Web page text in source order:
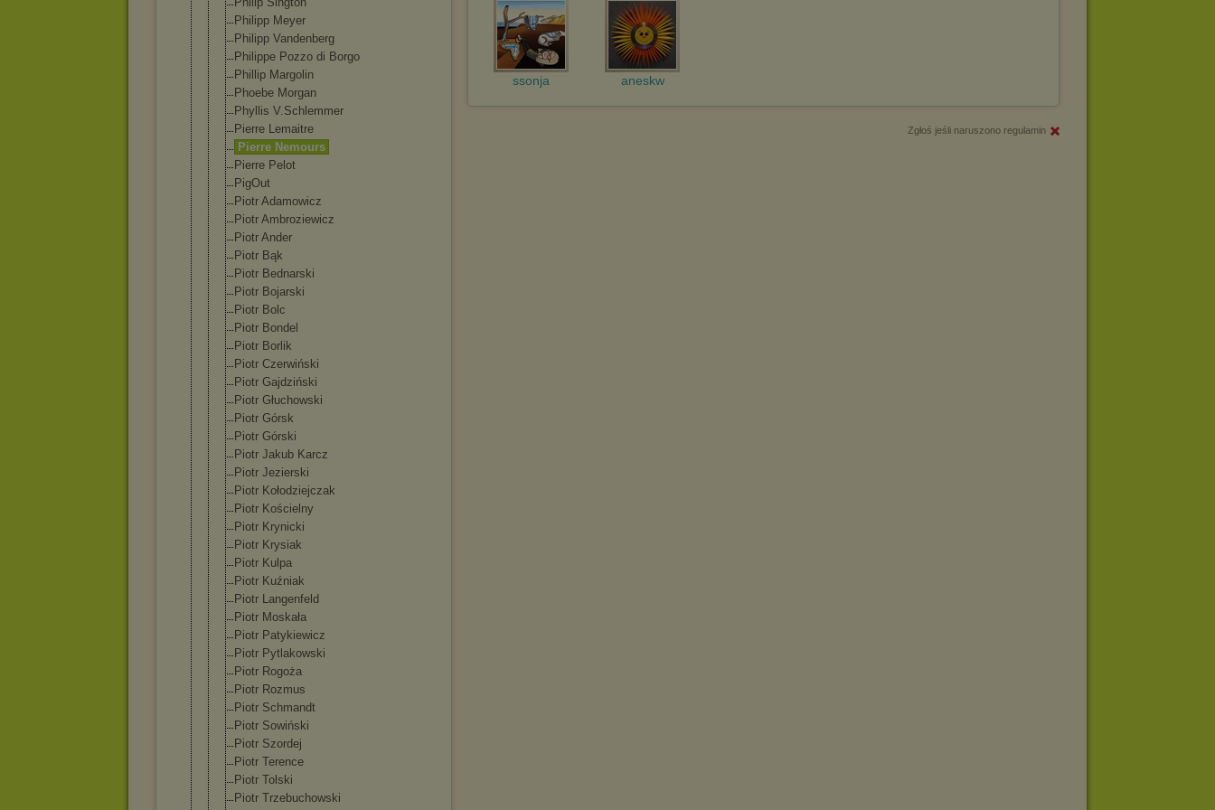
Philipp Meyer
Philipp Vandenberg
Philippe Pozzo di Borgo
Phillip Margolin
Phoebe Morgan
Phyllis V.Schlemmer
Pierre Lemaitre
Pierre Nemours
Pierre Pelot
PigOut
Piotr Adamowicz
Piotr Ambroziewicz
Piotr Ander
Piotr Bąk
Piotr Bednarski
Piotr Bojarski
Piotr Bolc
Piotr Bondel
Piotr Borlik
Piotr Czerwiński
Piotr Gajdziński
Piotr Głuchowski
Piotr Górsk
Piotr Górski
Piotr Jakub Karcz
Piotr Jezierski
Piotr Kołodziejczak
Piotr Kościelny
Piotr Krynicki
Piotr Krysiak
Piotr Kulpa
Piotr Kuźniak
Piotr Langenfeld
Piotr Moskała
Piotr Patykiewicz
Piotr Pytlakowski
Piotr Rogoża
Piotr Rozmus
Piotr Schmandt
Piotr Sowiński
Piotr Szordej
Piotr Terence
Piotr Tolski
Piotr Trzebuchows ki
ssonja aneskw
Zgłoś jeśli naruszono regulamin